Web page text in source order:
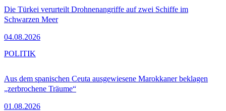
Die Türkei verurteilt Drohnenangriffe auf zwei Schiffe im
Schwarzen Meer
04.08.2026
Aus dem spanischen Ceuta ausgewiesene Marokkaner beklagen
„zerbrochene Träume“
01.08.2026
POLITIK